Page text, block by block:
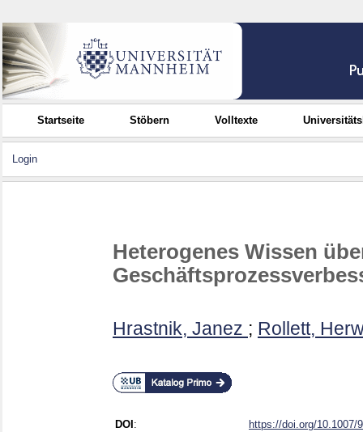
Startseite Stöbern Volltexte
Login
Heterogenes Wissen
Hrastnik, Janez ; Rollett,
DOI :
https://doi.org/10.1007/